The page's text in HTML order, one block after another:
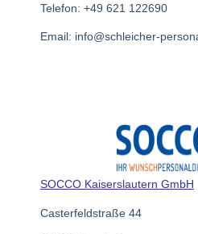
Telefon: +49 621 122690
Email: info@schleicher-
SOCCO Kaiserslautern GmbH
Casterfeldstraße 44